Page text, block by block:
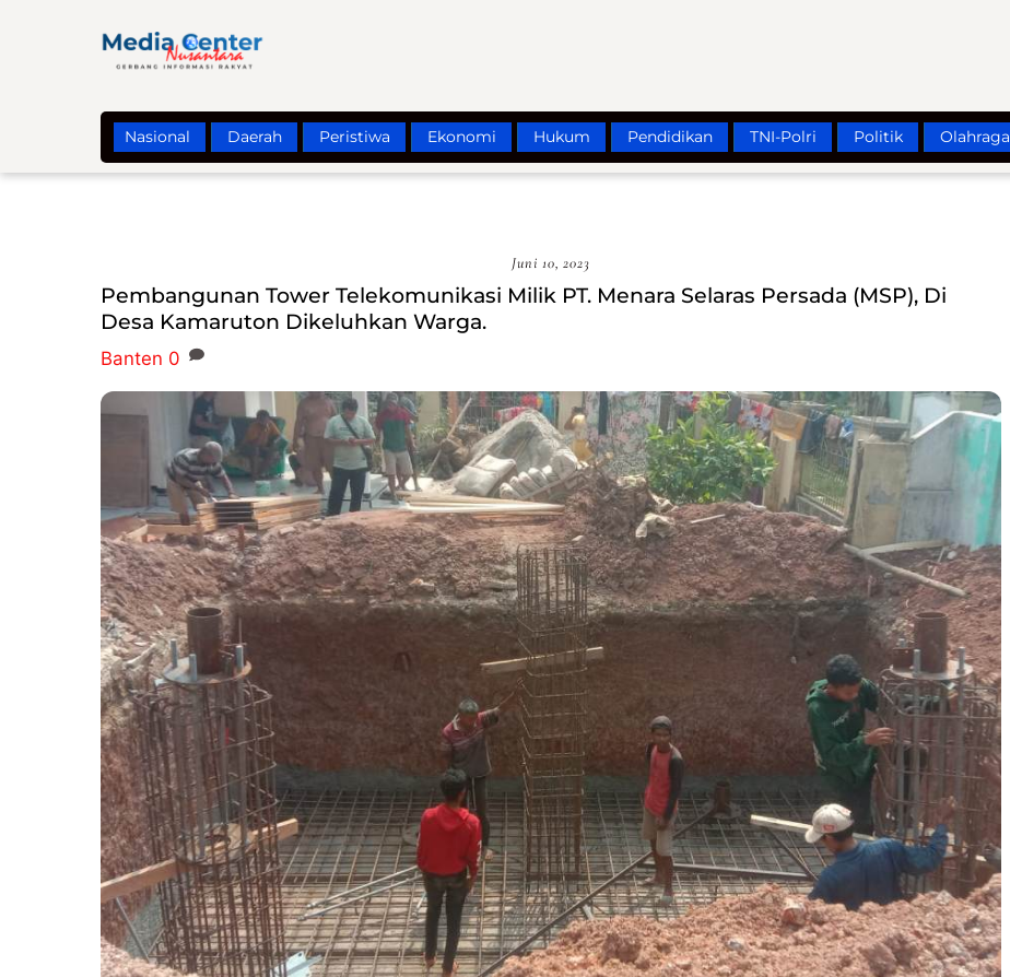
Nasional Daerah Peristiwa Ekonomi Hukum Pendidikan TNI-Polri Politik Olahraga
Juni 10, 2023
Pembangunan Tower Telekomunikasi Milik PT. Menara Selaras Persada (MSP), Di
Desa Kamaruton Dikeluhkan Warga.
Banten 0